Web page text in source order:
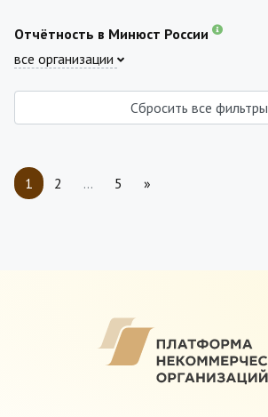
Отчётность в Минюст России
все организации
Сбросить все фильтры
1 2 … 5 »